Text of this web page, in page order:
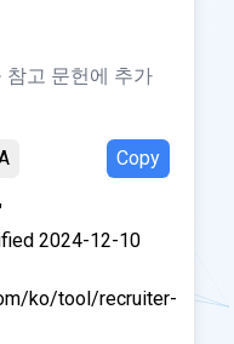
참고 문헌에 추가
Copy
2024-12-10
ko/tool/recruiter-